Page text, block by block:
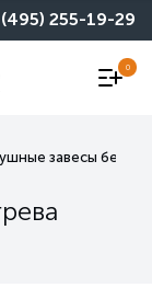
255-19-29
0
завесы без